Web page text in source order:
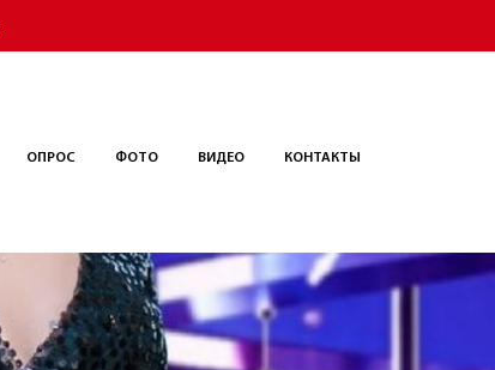
ОПРОС ФОТО ВИДЕО КОНТАКТЫ